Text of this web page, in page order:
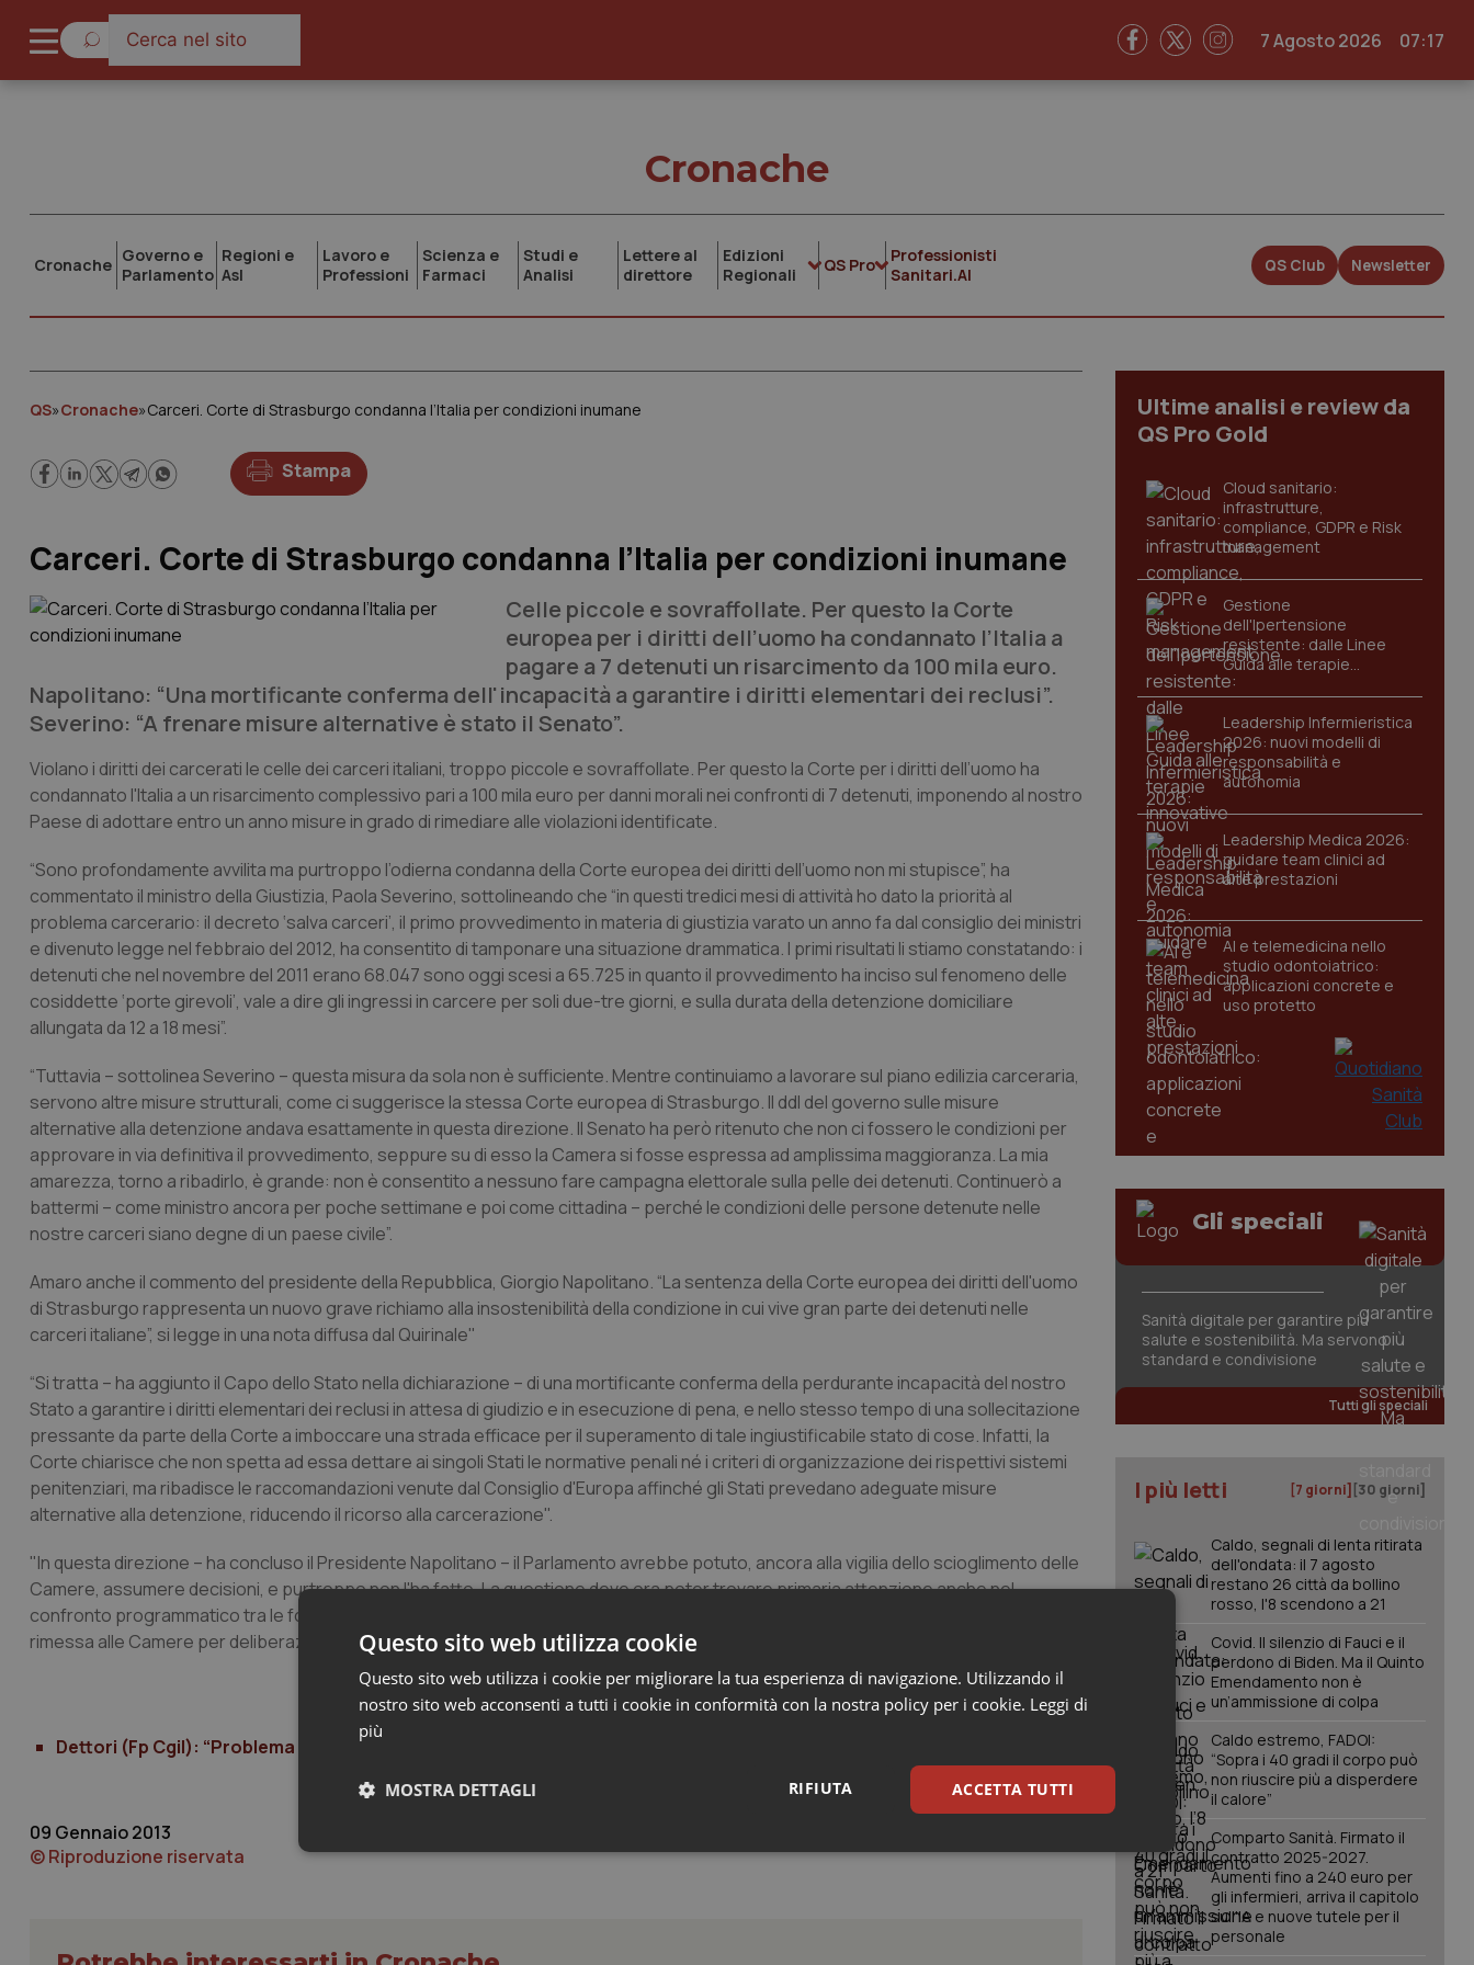
7 Agosto 2026 07:17
Cronache
Cronache Governo e
Parlamento
Regioni e
Asl
Lavoro e
Professioni
Scienza e
Farmaci
Studi e
Analisi
Lettere al
direttore
Edizioni
Regionali
QS Pro
Professionisti
Sanitari.AI
QS Club Newsletter
QS»Cronache»Carceri. Corte di Strasburgo condanna l’Italia per condizioni inumane
Stampa
Carceri. Corte di Strasburgo condanna l’Italia per condizioni inumane
Celle piccole e sovraffollate. Per questo la Corte
europea per i diritti dell’uomo ha condannato l’Italia a
pagare a 7 detenuti un risarcimento da 100 mila euro.
Napolitano: “Una mortificante conferma dell'incapacità a garantire i diritti elementari dei reclusi”.
Severino: “A frenare misure alternative è stato il Senato”.
Violano i diritti dei carcerati le celle dei carceri italiani, troppo piccole e sovraffollate. Per questo la Corte per i diritti dell’uomo ha
condannato l'Italia a un risarcimento complessivo pari a 100 mila euro per danni morali nei confronti di 7 detenuti, imponendo al nostro
Paese di adottare entro un anno misure in grado di rimediare alle violazioni identificate.
“Sono profondamente avvilita ma purtroppo l’odierna condanna della Corte europea dei diritti dell’uomo non mi stupisce”, ha
commentato il ministro della Giustizia, Paola Severino, sottolineando che “in questi tredici mesi di attività ho dato la priorità al
problema carcerario: il decreto ‘salva carceri’, il primo provvedimento in materia di giustizia varato un anno fa dal consiglio dei ministri
e divenuto legge nel febbraio del 2012, ha consentito di tamponare una situazione drammatica. I primi risultati li stiamo constatando: i
detenuti che nel novembre del 2011 erano 68.047 sono oggi scesi a 65.725 in quanto il provvedimento ha inciso sul fenomeno delle
cosiddette ‘porte girevoli’, vale a dire gli ingressi in carcere per soli due-tre giorni, e sulla durata della detenzione domiciliare
allungata da 12 a 18 mesi”.
“Tuttavia – sottolinea Severino – questa misura da sola non è sufficiente. Mentre continuiamo a lavorare sul piano edilizia carceraria,
servono altre misure strutturali, come ci suggerisce la stessa Corte europea di Strasburgo. Il ddl del governo sulle misure
alternative alla detenzione andava esattamente in questa direzione. Il Senato ha però ritenuto che non ci fossero le condizioni per
approvare in via definitiva il provvedimento, seppure su di esso la Camera si fosse espressa ad amplissima maggioranza. La mia
amarezza, torno a ribadirlo, è grande: non è consentito a nessuno fare campagna elettorale sulla pelle dei detenuti. Continuerò a
battermi – come ministro ancora per poche settimane e poi come cittadina – perché le condizioni delle persone detenute nelle
nostre carceri siano degne di un paese civile”.
Amaro anche il commento del presidente della Repubblica, Giorgio Napolitano. “La sentenza della Corte europea dei diritti dell'uomo
di Strasburgo rappresenta un nuovo grave richiamo alla insostenibilità della condizione in cui vive gran parte dei detenuti nelle
carceri italiane”, si legge in una nota diffusa dal Quirinale"
“Si tratta – ha aggiunto il Capo dello Stato nella dichiarazione – di una mortificante conferma della perdurante incapacità del nostro
Stato a garantire i diritti elementari dei reclusi in attesa di giudizio e in esecuzione di pena, e nello stesso tempo di una sollecitazione
pressante da parte della Corte a imboccare una strada efficace per il superamento di tale ingiustificabile stato di cose. Infatti, la
Corte chiarisce che non spetta ad essa dettare ai singoli Stati le normative penali né i criteri di organizzazione dei rispettivi sistemi
penitenziari, ma ribadisce le raccomandazioni venute dal Consiglio d'Europa affinché gli Stati prevedano adeguate misure
alternative alla detenzione, riducendo il ricorso alla carcerazione".
"In questa direzione – ha concluso il Presidente Napolitano – il Parlamento avrebbe potuto, ancora alla vigilia dello scioglimento delle
Camere, assumere decisioni, e purtroppo non l'ha fatto. La questione deve ora poter trovare primaria attenzione anche nel
confronto programmatico tra le formazioni politiche che concorreranno alle elezioni del nuovo Parlamento così da essere poi
rimessa alle Camere per deliberazioni rapide ed efficaci".
Dettori (Fp Cgil): “Problema dei detenuti vissuto anche da operatori”
09 Gennaio 2013
© Riproduzione riservata
Ultime analisi e review da
QS Pro Gold
Cloud sanitario:
infrastrutture,
compliance, GDPR e Risk
management
Gestione
dell'Ipertensione
resistente: dalle Linee
Guida alle terapie
innovative
Leadership Infermieristica
2026: nuovi modelli di
responsabilità e
autonomia
Leadership Medica 2026:
guidare team clinici ad
alte prestazioni
AI e telemedicina nello
studio odontoiatrico:
applicazioni concrete e
uso protetto
Gli speciali
Sanità digitale per garantire più
salute e sostenibilità. Ma servono
standard e condivisione
Tutti gli speciali
I più letti [7 giorni] [30 giorni]
Caldo, segnali di lenta ritirata
dell'ondata: il 7 agosto
restano 26 città da bollino
rosso, l'8 scendono a 21
Covid. Il silenzio di Fauci e il
perdono di Biden. Ma il Quinto
Emendamento non è
un’ammissione di colpa
Caldo estremo, FADOI:
“Sopra i 40 gradi il corpo può
non riuscire più a disperdere
il calore”
Comparto Sanità. Firmato il
contratto 2025-2027.
Aumenti fino a 240 euro per
gli infermieri, arriva il capitolo
sull'IA e nuove tutele per il
personale
Questo sito web utilizza cookie
Questo sito web utilizza i cookie per migliorare la tua esperienza di navigazione. Utilizzando il
nostro sito web acconsenti a tutti i cookie in conformità con la nostra policy per i cookie. Leggi di
più
ACCETTA TUTTI
RIFIUTA
MOSTRA DETTAGLI
Necessari Statistici Marketing